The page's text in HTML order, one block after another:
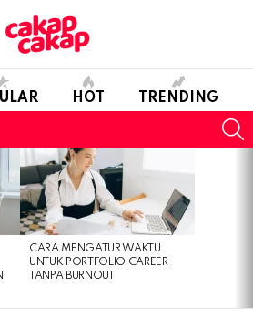
HOT TRENDING
CARA MENGATUR WAKTU
UNTUK PORTFOLIO CAREER
TANPA BURNOUT